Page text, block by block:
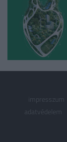
impresszum
adatvédelem